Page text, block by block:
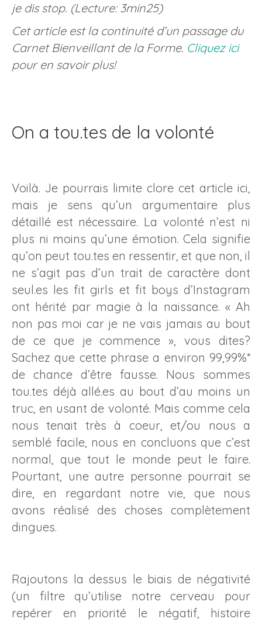
je dis stop. (Lecture: 3min25)
Cet article est la continuité d’un passage du
Carnet Bienveillant de la Forme. Cliquez ici
pour en savoir plus!
On a tou.tes de la volonté
Voilà. Je pourrais limite clore cet article ici,
mais je sens qu’un argumentaire plus
détaillé est nécessaire. La volonté n’est ni
plus ni moins qu’une émotion. Cela signifie
qu’on peut tou.tes en ressentir, et que non, il
ne s’agit pas d’un trait de caractère dont
seul.es les fit girls et fit boys d’Instagram
ont hérité par magie à la naissance. « Ah
non pas moi car je ne vais jamais au bout
de ce que je commence », vous dites?
Sachez que cette phrase a environ 99,99%*
de chance d’être fausse. Nous sommes
tou.tes déjà allé.es au bout d’au moins un
truc, en usant de volonté. Mais comme cela
nous tenait très à coeur, et/ou nous a
semblé facile, nous en concluons que c’est
normal, que tout le monde peut le faire.
Pourtant, une autre personne pourrait se
dire, en regardant notre vie, que nous
avons réalisé des choses complètement
dingues.
Rajoutons la dessus le biais de négativité
(un filtre qu’utilise notre cerveau pour
repérer en priorité le négatif, histoire